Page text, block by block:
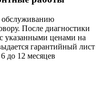
обслуживанию
После диагностики
указанными ценами на
гарантийный лист
до 12 месяцев